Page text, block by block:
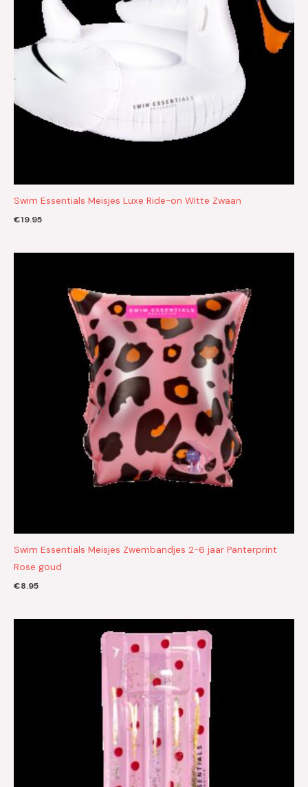
Swim Essentials Meisjes Luxe Ride-on Witte Zwaan
€19.95
Swim Essentials Meisjes Zwembandjes 2-6 jaar Panterprint
Rose goud
€8.95